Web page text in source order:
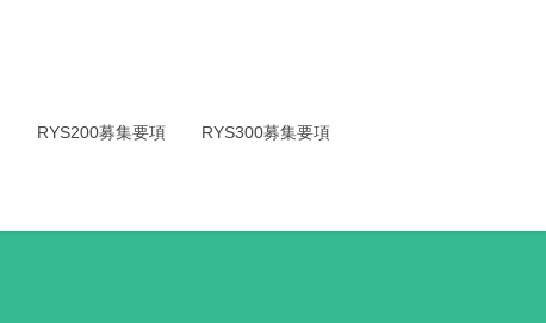
RYS200募集要項 RYS300募集要項